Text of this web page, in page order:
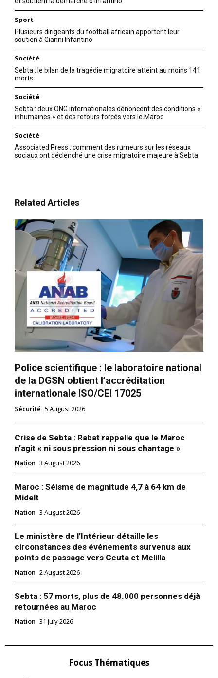
Sport
Plusieurs dirigeants du football africain apportent leur
soutien à Gianni Infantino
Société
Sebta : le bilan de la tragédie migratoire atteint au moins 141
morts
Société
Sebta : deux ONG internationales dénoncent des conditions «
inhumaines » et des retours forcés vers le Maroc
Société
Associated Press : comment des rumeurs sur les réseaux
sociaux ont déclenché une crise migratoire majeure à Sebta
Related Articles
Police scientifique : le laboratoire national
de la DGSN obtient l’accréditation
internationale ISO/CEI 17025
Sécurité 5 August 2026
Crise de Sebta : Rabat rappelle que le Maroc
n’agit « ni sous pression ni sous chantage »
Nation 3 August 2026
Maroc : Séisme de magnitude 4,7 à 64 km de
Midelt
Nation 3 August 2026
Le ministère de l’Intérieur détaille les
circonstances des événements survenus aux
points de passage vers Ceuta et Melilla
Nation 2 August 2026
Sebta : 57 morts, plus de 48.000 personnes déjà
retournées au Maroc
Nation 31 July 2026
Focus Thématiques